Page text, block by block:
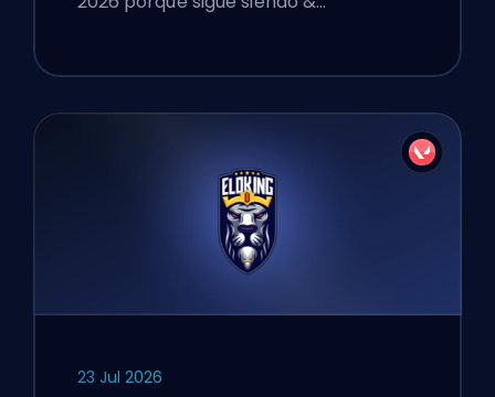
23 Jul 2026